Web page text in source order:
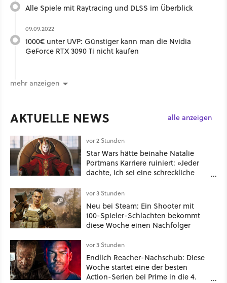
Alle Spiele mit Raytracing und DLSS im Überblick
09.09.2022
1000€ unter UVP: Günstiger kann man die Nvidia
GeForce RTX 3090 Ti nicht kaufen
mehr anzeigen
AKTUELLE NEWS alle anzeigen
vor 2 Stunden
Star Wars hätte beinahe Natalie
Portmans Karriere ruiniert: »Jeder
dachte, ich sei eine schreckliche
vor 3 Stunden
Neu bei Steam: Ein Shooter mit
100-Spieler-Schlachten bekommt
diese Woche einen Nachfolger
vor 3 Stunden
Endlich Reacher-Nachschub: Diese
Woche startet eine der besten
Action-Serien bei Prime in die 4.